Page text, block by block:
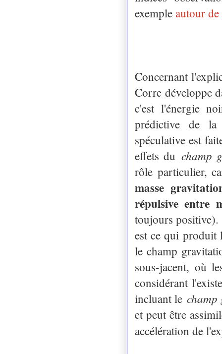
exemple autour
Concernant
Corre développe
c'est l'énergie
prédictive de la
spéculative est
effets du champ
rôle particulier,
masse
répulsive entre
toujours positive).
est ce qui produit
le champ
sous-jacent, où
considérant
incluant le champ
et peut être
accélération de